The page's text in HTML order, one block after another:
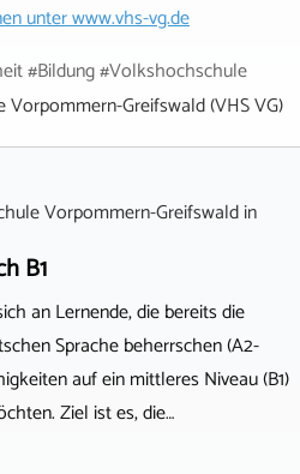
unterwww.vhs-vg.de
#Bildung #Volkshochschule
Greifswald (VHS VG)
Vorpommern-Greifswaldin
B1
an Lernende, die bereits die
Sprache beherrschen (A2-
auf ein mittleres Niveau (B1)
Ziel ist es, die…